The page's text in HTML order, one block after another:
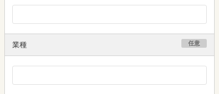
業種 任意